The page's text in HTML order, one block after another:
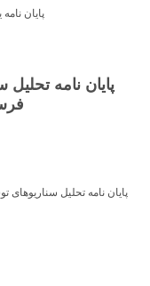
پایان
پایان نامه تحلیل
پایان نامه تحلیل سناریوهای